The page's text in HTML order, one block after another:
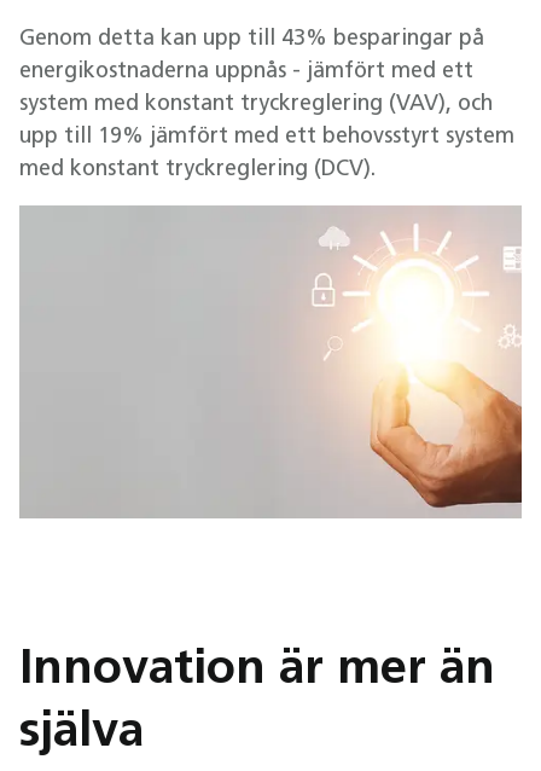
Genom detta kan upp till 43% besparingar på
energikostnaderna uppnås - jämfört med ett
system med konstant tryckreglering (VAV), och
upp till 19% jämfört med ett behovsstyrt system
med konstant tryckreglering (DCV).
Innovation är mer än
själva